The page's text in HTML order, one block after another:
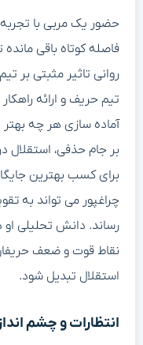
حضور یک مربی با تجربه
فاصله کوتاه باقی مانده
روانی تاثیر مثبتی بر
تیم حریف و ارائه
آماده سازی هر چه
بر جام حذفی، استقلال
برای کسب بهترین
چراغپور می تواند به
رساند. دانش تحلیلی او
نقاط قوت و ضعف
استقلال تبدیل شود.
انتظارات و چشم